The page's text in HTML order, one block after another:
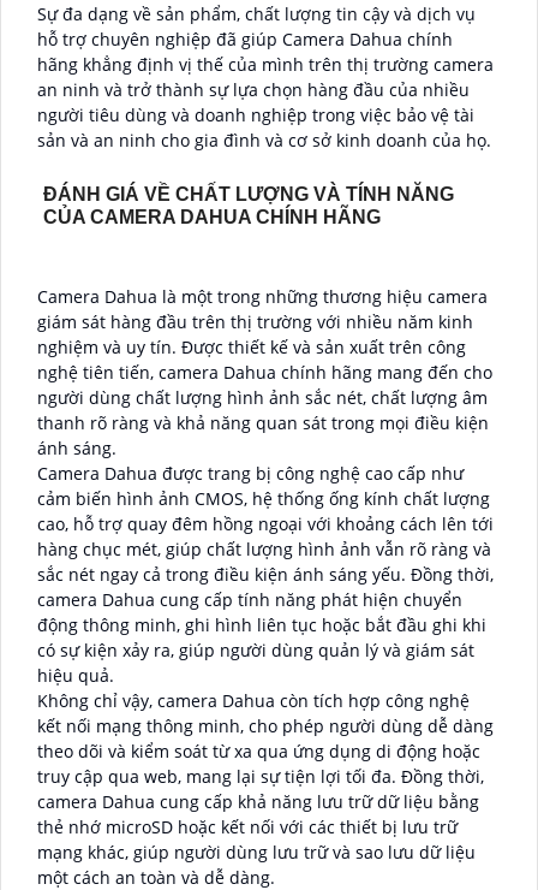
Sự đa dạng về sản phẩm, chất lượng tin cậy và dịch vụ
hỗ trợ chuyên nghiệp đã giúp Camera Dahua chính
hãng khẳng định vị thế của mình trên thị trường camera
an ninh và trở thành sự lựa chọn hàng đầu của nhiều
người tiêu dùng và doanh nghiệp trong việc bảo vệ tài
sản và an ninh cho gia đình và cơ sở kinh doanh của họ.
ĐÁNH GIÁ VỀ CHẤT LƯỢNG VÀ TÍNH NĂNG
CỦA CAMERA DAHUA CHÍNH HÃNG
Camera Dahua là một trong những thương hiệu camera
giám sát hàng đầu trên thị trường với nhiều năm kinh
nghiệm và uy tín. Được thiết kế và sản xuất trên công
nghệ tiên tiến, camera Dahua chính hãng mang đến cho
người dùng chất lượng hình ảnh sắc nét, chất lượng âm
thanh rõ ràng và khả năng quan sát trong mọi điều kiện
ánh sáng.
Camera Dahua được trang bị công nghệ cao cấp như
cảm biến hình ảnh CMOS, hệ thống ống kính chất lượng
cao, hỗ trợ quay đêm hồng ngoại với khoảng cách lên tới
hàng chục mét, giúp chất lượng hình ảnh vẫn rõ ràng và
sắc nét ngay cả trong điều kiện ánh sáng yếu. Đồng thời,
camera Dahua cung cấp tính năng phát hiện chuyển
động thông minh, ghi hình liên tục hoặc bắt đầu ghi khi
có sự kiện xảy ra, giúp người dùng quản lý và giám sát
hiệu quả.
Không chỉ vậy, camera Dahua còn tích hợp công nghệ
kết nối mạng thông minh, cho phép người dùng dễ dàng
theo dõi và kiểm soát từ xa qua ứng dụng di động hoặc
truy cập qua web, mang lại sự tiện lợi tối đa. Đồng thời,
camera Dahua cung cấp khả năng lưu trữ dữ liệu bằng
thẻ nhớ microSD hoặc kết nối với các thiết bị lưu trữ
mạng khác, giúp người dùng lưu trữ và sao lưu dữ liệu
một cách an toàn và dễ dàng.